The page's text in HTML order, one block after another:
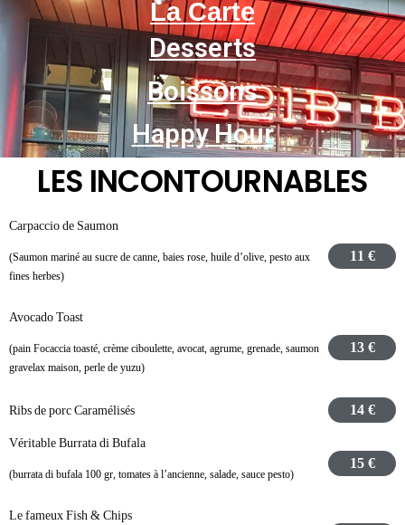
La Carte
Desserts
Boissons
Happy Hour
LES INCONTOURNABLES
Carpaccio de Saumon
(Saumon mariné au sucre de canne, baies rose, huile d’olive, pesto aux
fines herbes)
11 €
Avocado Toast
(pain Focaccia toasté, crème ciboulette, avocat, agrume, grenade, saumon
gravelax maison, perle de yuzu)
13 €
Ribs de porc Caramélisés 14 €
Véritable Burrata di Bufala
(burrata di bufala 100 gr, tomates à l’ancienne, salade, sauce pesto)
15 €
Le fameux Fish & Chips